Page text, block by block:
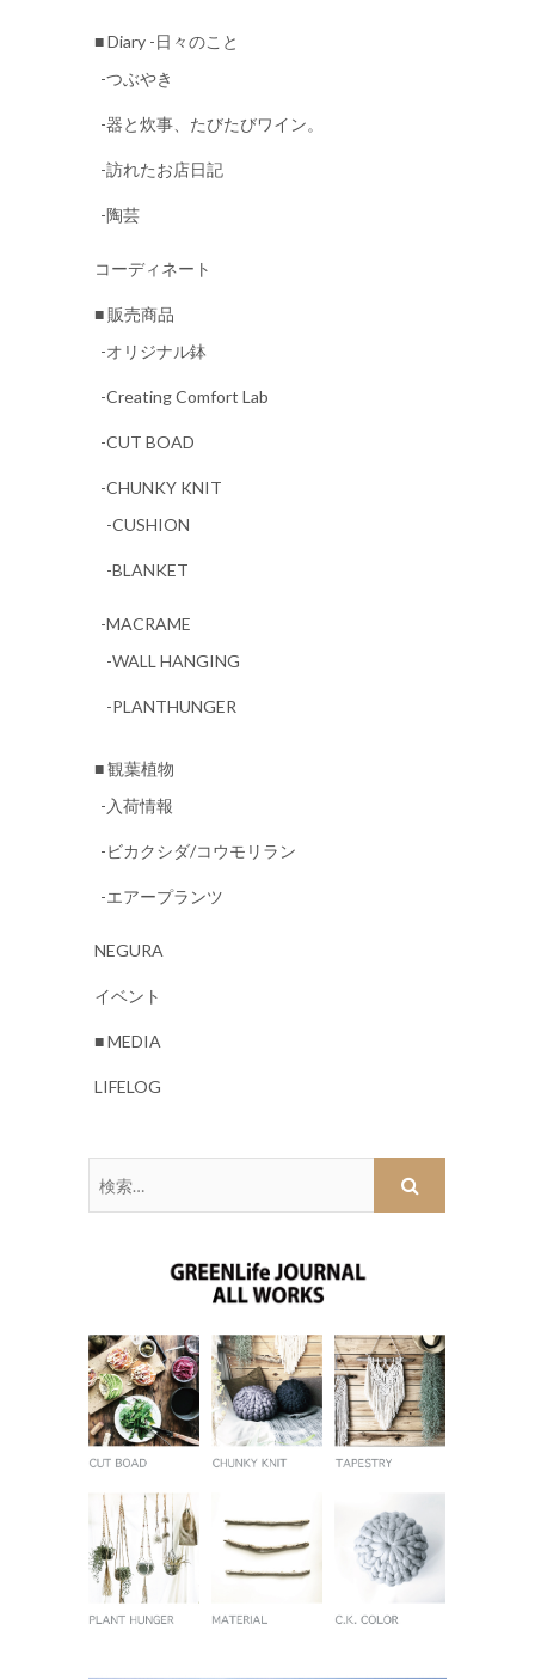
■ Diary -日々のこと
-つぶやき
-器と炊事、たびたびワイン。
-訪れたお店日記
-陶芸
コーディネート
■ 販売商品
-オリジナル鉢
-Creating Comfort Lab
-CUT BOAD
-CHUNKY KNIT
-CUSHION
-BLANKET
-MACRAME
-WALL HANGING
-PLANTHUNGER
■ 観葉植物
-入荷情報
-ビカクシダ/コウモリラン
-エアープランツ
NEGURA
イベント
■ MEDIA
LIFELOG